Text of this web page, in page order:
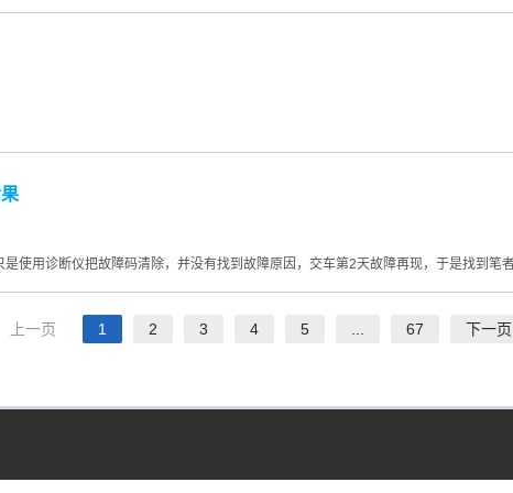
使用诊断仪把故障码清除，并没有找到故障原因，交车第2天故障再现，于是找到笔
上一页 1 2 3 4 5 67 下一页